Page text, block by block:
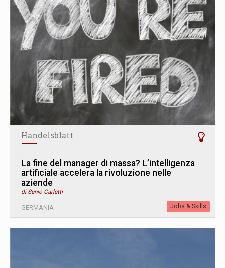
Handelsblatt
La fine del manager di massa? L’intelligenza
artificiale accelera la rivoluzione nelle
aziende
di Senio Carletti
GERMANIA Jobs & Skills